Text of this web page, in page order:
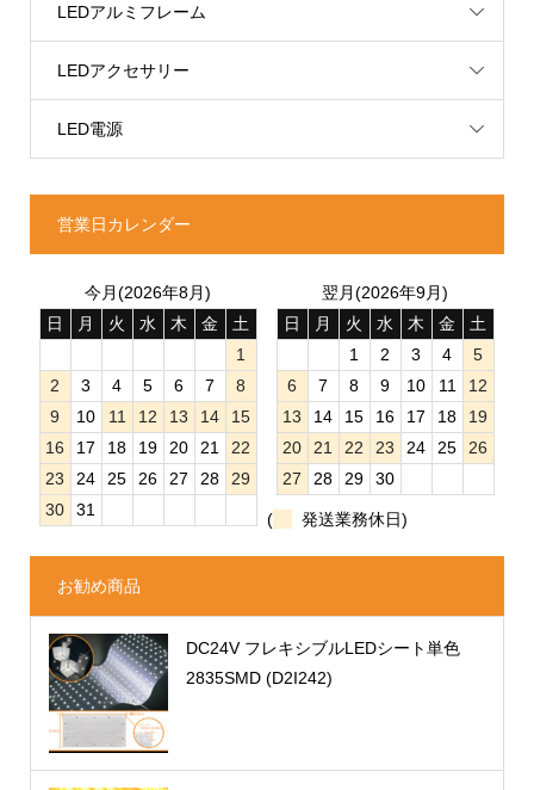
LEDアルミフレーム
LEDアクセサリー
LED電源
営業日カレンダー
今月(2026年8月)
日
月 火 水 木 金
土
1
2
3 4 5 6 7
8
9
10 11 12 13 14
15
16
17 18 19 20 21
22
23
24 25 26 27 28
29
30
31
翌月(2026年9月)
日
月 火 水 木 金
土
1
2 3 4
5
6
7 8 9 10 11
12
13
14 15 16 17 18
19
20
21 22 23 24 25
26
27
28 29 30
( 発送業務休日)
お勧め商品
DC24V フレキシブルLEDシート単色
2835SMD (D2I242)